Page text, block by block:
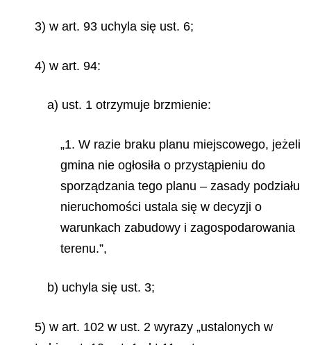
3) w art. 93 uchyla się ust. 6;
4) w art. 94:
a) ust. 1 otrzymuje brzmienie:
„1. W razie braku planu miejscowego, jeżeli
gmina nie ogłosiła o przystąpieniu do
sporządzania tego planu – zasady podziału
nieruchomości ustala się w decyzji o
warunkach zabudowy i zagospodarowania
terenu.”,
b) uchyla się ust. 3;
5) w art. 102 w ust. 2 wyrazy „ustalonych w